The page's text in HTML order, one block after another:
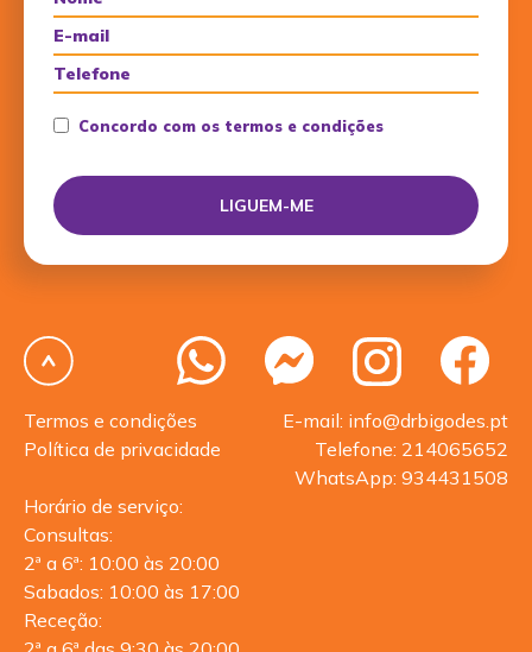
Concordo com os termos e condições
Termos e condições
Política de privacidade
E-mail: info@drbigodes.pt
Telefone: 214065652
WhatsApp: 934431508
Horário de serviço:
Consultas:
2ª a 6ª: 10:00 às 20:00
Sabados: 10:00 às 17:00
Receção: